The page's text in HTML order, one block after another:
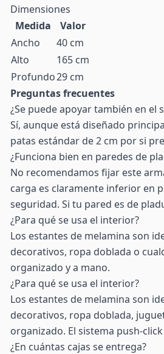
Dimensiones
Medida
Valor
Ancho
40 cm
Alto
165 cm
Profundo29 cm
Preguntas frecuentes
¿Se puede apoyar también en el
Sí, aunque está diseñado
patas estándar de 2 cm por si
¿Funciona bien en paredes de
No recomendamos fijar este
carga es claramente inferior en
seguridad. Si tu pared es de
¿Para qué se usa el interior?
Los estantes de melamina son
decorativos, ropa doblada o
organizado y a mano.
¿Para qué se usa el interior?
Los estantes de melamina son
decorativos, ropa doblada,
organizado. El sistema push-
¿En cuántas cajas se entrega?